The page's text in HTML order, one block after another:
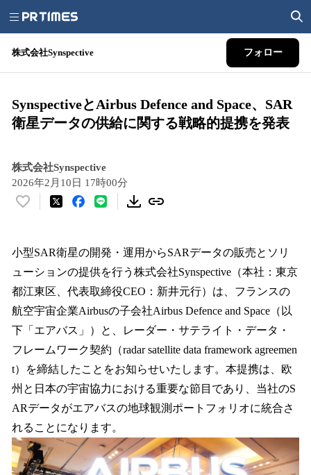
株式会社Synspective フォロー
SynspectiveとAirbus Defence and Space、SAR
衛星データの供給に関する戦略的提携を発表
株式会社Synspective
2026年2月10日 17時00分
い
！
読
み
込
中
で
す
小型SAR衛星の開発・運用からSARデータの販売とソリ
ューションの提供を行う株式会社Synspective（本社：東京
都江東区、代表取締役CEO：新井元行）は、フランスの
航空宇宙企業Airbusの子会社Airbus Defence and Space（以
下「エアバス」）と、レーダー・サテライト・データ・
フレームワーク契約（radar satellite data framework agreemen
t）を締結したことをお知らせいたします。本提携は、欧
州と日本の宇宙協力における重要な節目であり、当社のS
ARデータがエアバスの地球観測ポートフォリオに統合さ
れることになります。